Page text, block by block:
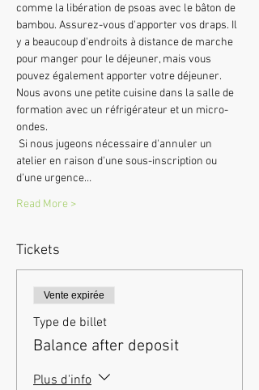
comme la libération de psoas avec le bâton de
bambou. Assurez-vous d'apporter vos draps. Il
y a beaucoup d'endroits à distance de marche
pour manger pour le déjeuner, mais vous
pouvez également apporter votre déjeuner.
Nous avons une petite cuisine dans la salle de
formation avec un réfrigérateur et un micro-
ondes.
atelier en raison d'une sous-inscription ou
d'une urgence…
Read More >
Tickets
Vente expirée
Type de billet
Balance after deposit
Plus d'info